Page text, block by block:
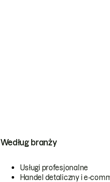
Według branży
Usługi profesjonalne
Handel detaliczny i e-